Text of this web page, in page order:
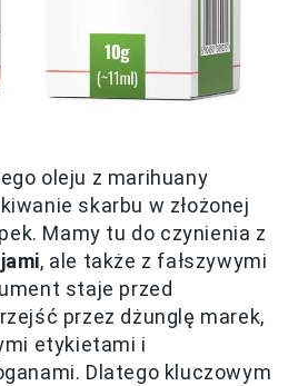
oleju z marihuany
skarbu w złożonej
Mamy tu do czynienia z
, ale także z fałszywymi
staje przed
przez dżunglę marek,
etykietami i
Dlatego kluczowym